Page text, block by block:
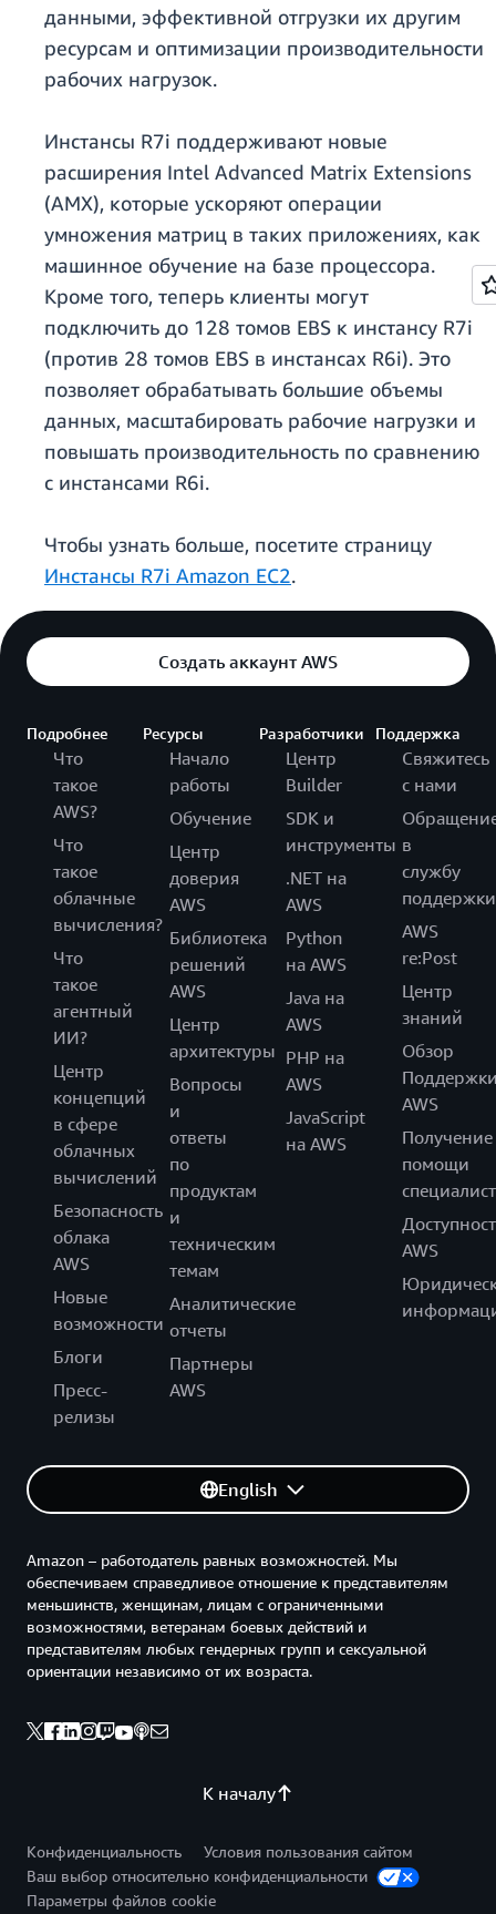
данными, эффективной отгрузки их другим
ресурсам и оптимизации производительности
рабочих нагрузок.
Инстансы R7i поддерживают новые
расширения Intel Advanced Matrix Extensions
(AMX), которые ускоряют операции
умножения матриц в таких приложениях, как
машинное обучение на базе процессора.
Кроме того, теперь клиенты могут
подключить до 128 томов EBS к инстансу R7i
(против 28 томов EBS в инстансах R6i). Это
позволяет обрабатывать большие объемы
данных, масштабировать рабочие нагрузки и
повышать производительность по сравнению
с инстансами R6i.
Чтобы узнать больше, посетите страницу
Инстансы R7i Amazon EC2.
Создать аккаунт AWS
Подробнее
Что
такое
AWS?
Что
такое
облачные
вычисления?
Что
такое
агентный
ИИ?
Центр
концепций
в сфере
облачных
вычислений
Безопасность
облака
AWS
Новые
возможности
Блоги
Пресс-
релизы
Ресурсы
Начало
работы
Обучение
Центр
доверия
AWS
Библиотека
решений
AWS
Центр
архитектуры
Вопросы
и
ответы
по
продуктам
и
техническим
темам
Аналитические
отчеты
Партнеры
AWS
Разработчики
Центр
Builder
SDK и
инструменты
.NET на
AWS
Python
на AWS
Java на
AWS
PHP на
AWS
JavaScript
на AWS
Поддержка
Свяжитесь
с нами
в
службу
поддержки
AWS
re:Post
Центр
знаний
Обзор
AWS
Получение
помощи
AWS
English
К началу
Amazon – работодатель равных возможностей. Мы
обеспечиваем справедливое отношение к представителям
меньшинств, женщинам, лицам с ограниченными
возможностями, ветеранам боевых действий и
представителям любых гендерных групп и сексуальной
ориентации независимо от их возраста.
Конфиденциальность
Условия пользования сайтом
Ваш выбор относительно конфиденциальности
Параметры файлов cookie